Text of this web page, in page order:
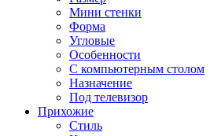
Мини стенки
Форма
Угловые
Особенности
С компьютерным столом
Назначение
Под телевизор
Прихожие
Стиль